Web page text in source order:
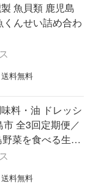
魚貝類 鹿児島
んせい詰め合わ
送料無料
料・油 ドレッシ
便／
菜を食べる生ド
せ3本セット 糸
AQA0…
送料無料